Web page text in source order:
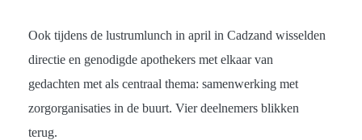
Ook tijdens de lustrumlunch in april in Cadzand wisselden
directie en genodigde apothekers met elkaar van
gedachten met als centraal thema: samenwerking met
zorgorganisaties in de buurt. Vier deelnemers blikken
terug.